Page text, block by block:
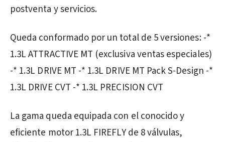
postventa y servicios.
Queda conformado por un total de 5 versiones: -*
1.3L ATTRACTIVE MT (exclusiva ventas especiales)
-* 1.3L DRIVE MT -* 1.3L DRIVE MT Pack S-Design -*
1.3L DRIVE CVT -* 1.3L PRECISION CVT
La gama queda equipada con el conocido y
eficiente motor 1.3L FIREFLY de 8 válvulas,